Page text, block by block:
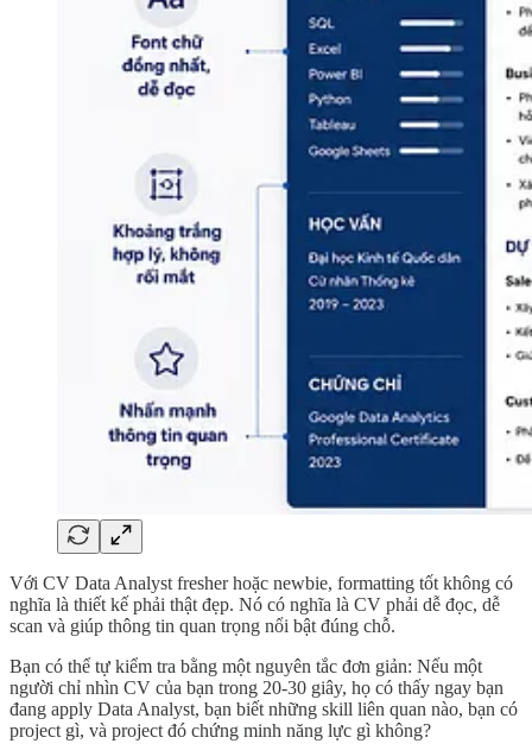
Với CV Data Analyst fresher hoặc newbie, formatting tốt không có
nghĩa là thiết kế phải thật đẹp. Nó có nghĩa là CV phải dễ đọc, dễ
scan và giúp thông tin quan trọng nổi bật đúng chỗ.
Bạn có thể tự kiểm tra bằng một nguyên tắc đơn giản: Nếu một
người chỉ nhìn CV của bạn trong 20-30 giây, họ có thấy ngay bạn
đang apply Data Analyst, bạn biết những skill liên quan nào, bạn có
project gì, và project đó chứng minh năng lực gì không?